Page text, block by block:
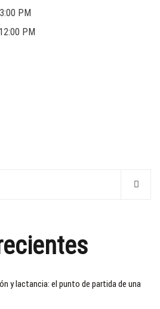
PM
PM
y lactancia: el punto de partida de una